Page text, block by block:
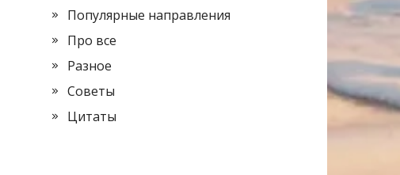
Популярные направления
Про все
Разное
Советы
Цитаты